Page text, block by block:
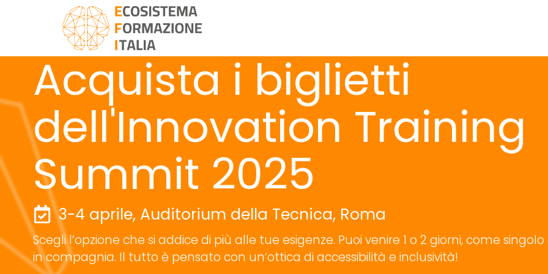
Acquista i biglietti
dell'Innovation Training
Summit 2025
3-4 aprile, Auditorium della Tecnica, Roma
Scegli l’opzione che si addice di più alle tue esigenze. Puoi venire 1 o 2 giorni, come singolo
in compagnia. Il tutto è pensato con un’ottica di accessibilità e inclusività!